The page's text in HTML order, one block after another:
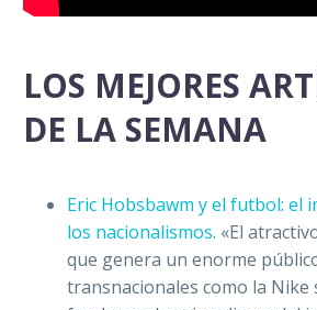
LOS MEJORES
DE LA SEMANA
Eric Hobsbawm y el futbol: el
los nacionalismos. «El
que genera un enorme
transnacionales como la Nike